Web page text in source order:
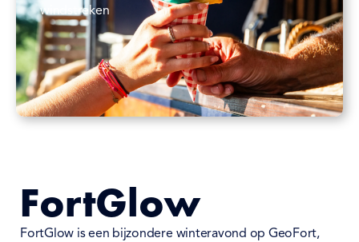
windstreken
FortGlow
FortGlow is een bijzondere winteravond op GeoFort,